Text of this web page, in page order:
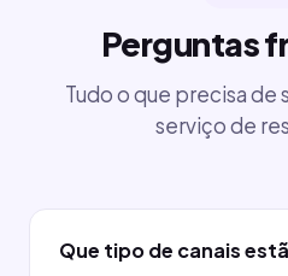
Perguntas
Tudo o que precisa de
serviço de
Que tipo de canais